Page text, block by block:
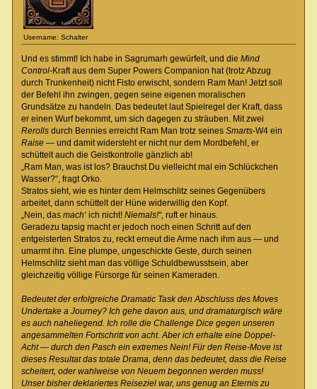
Username: Schalter
Und es stimmt! Ich habe in Sagrumarh gewürfelt, und die Mind
Control-Kraft aus dem Super Powers Companion hat (trotz Abzug
durch Trunkenheit) nicht Fisto erwischt, sondern Ram Man! Jetzt soll
der Befehl ihn zwingen, gegen seine eigenen moralischen
Grundsätze zu handeln. Das bedeutet laut Spielregel der Kraft, dass
er einen Wurf bekommt, um sich dagegen zu sträuben. Mit zwei
Rerollsdurch Bennies erreicht Ram Man trotz seines Smarts-W4 ein
Raise— und damit widersteht er nicht nur dem Mordbefehl, er
schüttelt auch die Geistkontrolle gänzlich ab!
„Ram Man, was ist los? Brauchst Du vielleicht mal ein Schlückchen
Wasser?“, fragt Orko.
Stratos sieht, wie es hinter dem Helmschlitz seines Gegenübers
arbeitet, dann schüttelt der Hüne widerwillig den Kopf.
„Nein, das mach‘ich nicht! Niemals!“, ruft er hinaus.
Geradezu tapsig macht er jedoch noch einen Schritt auf den
entgeisterten Stratos zu, reckt erneut die Arme nach ihm aus — und
umarmt ihn. Eine plumpe, ungeschickte Geste, durch seinen
Helmschlitz sieht man das völlige Schuldbewusstsein, aber
gleichzeitig völlige Fürsorge für seinen Kameraden.
Bedeutet der erfolgreiche Dramatic Task den Abschluss des Moves
Undertake a Journey? Ich gehe davon aus, und dramaturgisch wäre
es auch naheliegend. Ich rolle die Challenge Dice gegen unseren
angesammelten Fortschritt von acht. Aber ich erhalte eine Doppel-
Acht — durch den Pasch ein extremes Nein! Für den Reise-Move ist
dieses Resultat das totale Drama, denn das bedeutet, dass die Reise
scheitert, oder wahlweise von Neuem begonnen werden muss!
Unser bisher deklariertes Reiseziel war, uns genug an Eternis zu